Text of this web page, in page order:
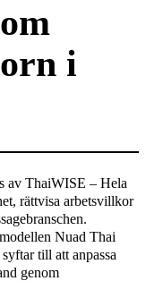
i
av ThaiWISE – Hela
rättvisa arbetsvillkor
Nuad Thai
till att anpassa
genom